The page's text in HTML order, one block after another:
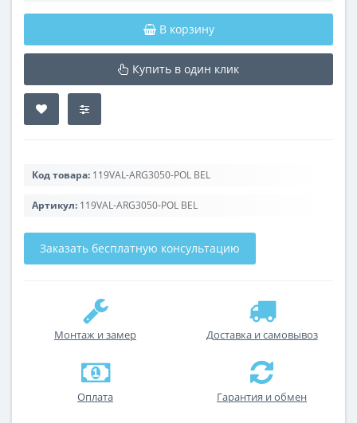
В корзину
Купить в один клик
Код товара: 119VAL-ARG3050-POL BEL
Артикул: 119VAL-ARG3050-POL BEL
Заказать бесплатную консультацию
Монтаж и замер Доставка и самовывоз
Оплата Гарантия и обмен